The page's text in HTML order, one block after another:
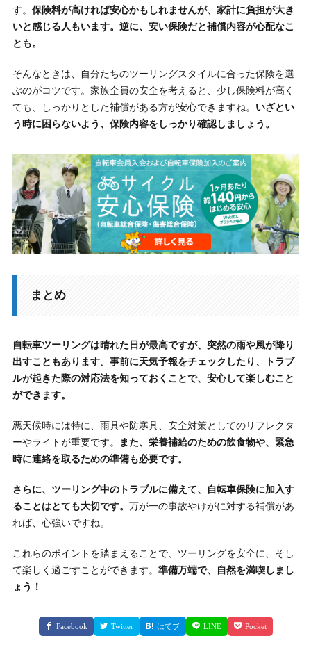
す。 保険料が高ければ安心かもしれませんが、家計に負担が大き
いと感じる人もいます。逆に、安い保険だと補償内容が心配なこ
とも。
そんなときは、自分たちのツーリングスタイルに合った保険を選
ぶのがコツです。家族全員の安全を考えると、少し保険料が高く
ても、しっかりとした補償がある方が安心できますね。 いざとい
う時に困らないよう、保険内容をしっかり確認しましょう。
まとめ
自転車ツーリングは晴れた日が最高ですが、突然の雨や風が降り
出すこともあります。事前に天気予報をチェックしたり、トラブ
ルが起きた際の対応法を知っておくことで、安心して楽しむこと
ができます。
悪天候時には特に、雨具や防寒具、安全対策としてのリフレクタ
ーやライトが重要です。
また、栄養補給のための飲食物や、緊急
時に連絡を取るための準備も必要です。
さらに、ツーリング中のトラブルに備えて、自転車保険に加入す
ることはとても大切です。 万が一の事故やけがに対する補償があ
れば、心強いですね。
これらのポイントを踏まえることで、ツーリングを安全に、そし
て楽しく過ごすことができます。 準備万端で、自然を満喫しまし
ょう！
Facebook Twitter はてブ LINE Pocket